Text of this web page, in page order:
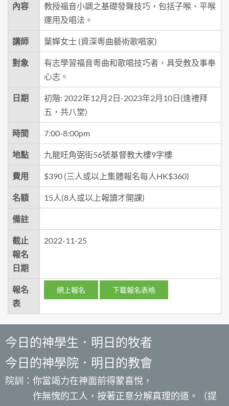
內容
教授福音小調之基礎發聲技巧，包括子喉、平喉
運用及唱法。
講師 葉嬋女士 (資深粵曲藝術歌唱家)
對象
有志學習福音粵曲和歌唱技巧者，具受教及事奉
心志。
日期
初階: 2022年12月2日-2023年2月10日(逢禮拜
五，共八堂)
時間 7:00-8:00pm
地點 九龍旺角弼街56號基督教大樓9字樓
費用 $390 (三人或以上集體報名每人HK$360)
名額 15人(8人或以上報讀才開課)
備註
截止
報名
日期
2022-11-25
報名
表
網上報名 下載報名表格
今日的神學生．明日的牧者
今日的神學院．明日的教會
院訓：你當竭力在神面前得蒙喜悅，
作無愧的工人，按著正意分解真理的道。（提